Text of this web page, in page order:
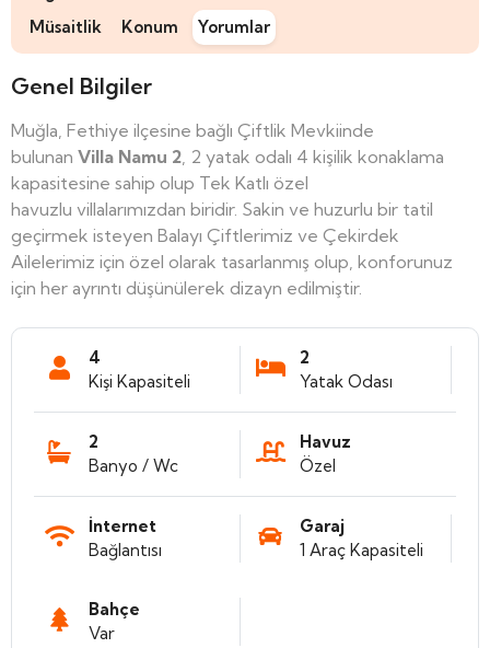
Müsaitlik
Konum Yorumlar
Genel Bilgiler
Muğla, Fethiye ilçesine bağlı Çiftlik Mevkiinde
bulunan Villa Namu 2, 2 yatak odalı 4 kişilik konaklama
kapasitesine sahip olup Tek Katlı özel
havuzlu villalarımızdan biridir. Sakin ve huzurlu bir tatil
geçirmek isteyen Balayı Çiftlerimiz ve Çekirdek
Ailelerimiz için özel olarak tasarlanmış olup, konforunuz
için her ayrıntı düşünülerek dizayn edilmiştir.
4
Kişi Kapasiteli
2
Yatak Odası
2
Banyo / Wc
Havuz
Özel
İnternet
Bağlantısı
Garaj
1 Araç Kapasiteli
Bahçe
Var